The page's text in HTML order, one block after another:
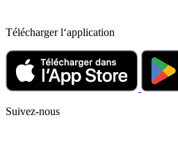
Télécharger l‘application
Suivez-nous